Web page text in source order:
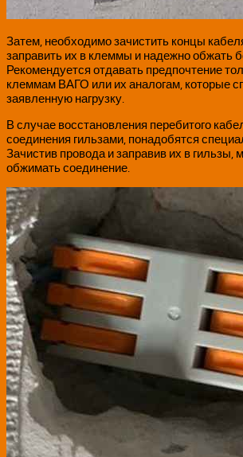
Затем, необходимо зачистить концы
заправить их в клеммы и надежно обжать
Рекомендуется отдавать предпочтение
клеммам ВАГО или их аналогам, которые
заявленную нагрузку.
В случае восстановления перебитого
соединения гильзами, понадобятся
Зачистив провода и заправив их в гильзы,
обжимать соединение.